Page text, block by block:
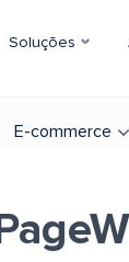
Soluções
E-commerce